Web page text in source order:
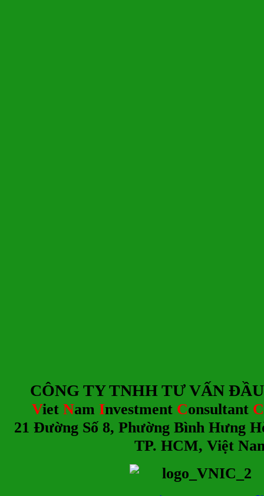
CÔNG TY TNHH TƯVẤN
Viet Nam Investment Consultant
21 Đường Số 8, Phường Bình Hưng
TP. HCM, Việt